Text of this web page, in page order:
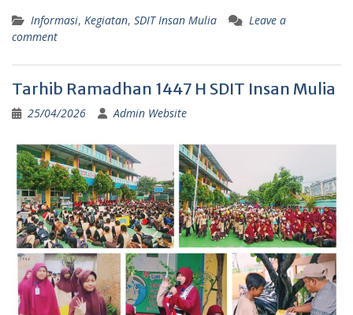
Informasi, Kegiatan, SDIT Insan Mulia
Leave a
comment
Tarhib Ramadhan 1447 H SDIT Insan Mulia
25/04/2026 Admin Website